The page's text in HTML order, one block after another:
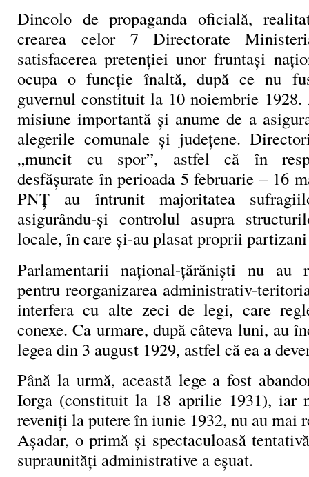
Dincolo de propaganda oficială,
crearea celor 7 Directorate
satisfacerea pretenţiei unor fruntaşi
ocupa o funcţie înaltă, după ce nu
guvernul constituit la 10 noiembrie 1928.
misiune importantă şi anume de a
alegerile comunale şi judeţene.
„muncit cu spor”, astfel că în
desfăşurate în perioada 5 februarie – 16
PNŢ au întrunit majoritatea
asigurându-şi controlul asupra
locale, în care şi-au plasat proprii
Parlamentarii naţional-ţărănişti nu au
pentru reorganizarea administrativ-
interfera cu alte zeci de legi, care
conexe. Ca urmare, după câteva luni, au
legea din 3 august 1929, astfel că ea a
Până la urmă, această lege a fost
Iorga (constituit la 18 aprilie 1931), iar
reveniţi la putere în iunie 1932, nu au mai
Aşadar, o primă şi spectaculoasă
supraunităţi administrative a eşuat.